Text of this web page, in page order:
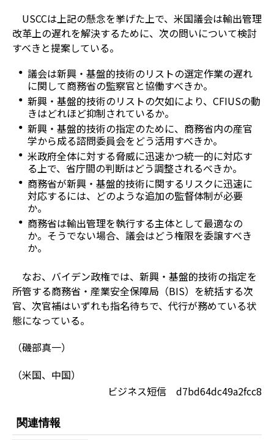
USCCは上記の懸念を挙げた上で、米国議会は輸出管理
改革上の遅れを解決するために、次の問いについて検討
すべきと提案している。
議会は新興・基盤的技術のリストの選定作業の遅れ
に関して商務省の監察官と協働すべきか。
新興・基盤的技術のリストの欠如により、CFIUSの動
きはどれほど抑制されているか。
新興・基盤的技術の指定のために、商務省内の産官
学から成る諮問委員会をどう活用すべきか。
米政府全体に対する脅威に迅速かつ統一的に対応す
る上で、省庁間の判断はどう調整されるべきか。
商務省が新興・基盤的技術に関するリスクに迅速に
対応するには、どのような追加の監督体制が必要
か。
商務省は輸出管理を執行する主体として最適なの
か。そうでない場合、議会はどう権限を委譲すべき
か。
なお、バイデン政権では、新興・基盤的技術の指定を
所管する商務省・産業安全保障局（BIS）を統括する次
官、次官補はいずれも指名待ちで、代行が務めている状
態になっている。
（磯部真一）
（米国、中国）
ビジネス短信 d7bd64dc49a2fcc8
関連情報